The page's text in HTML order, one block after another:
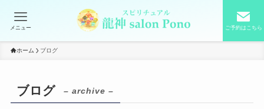
ご予約はこちら
メニュー
ホーム ブログ
ブログ – archive –